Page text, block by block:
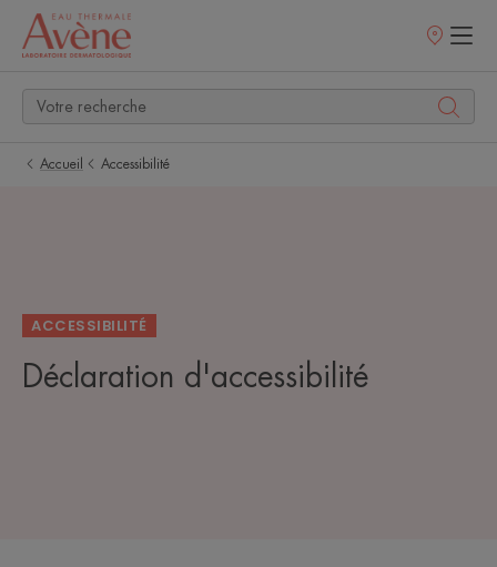
Points
Accueil Accessibilité
ACCESSIBILITÉ
Déclaration d'accessibilité